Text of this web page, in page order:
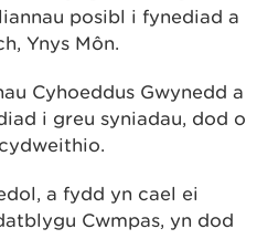
posibl i fynediad a
Ynys Môn.
Cyhoeddus Gwynedd a
i greu syniadau, dod o
a fydd yn cael ei
Cwmpas, yn dod